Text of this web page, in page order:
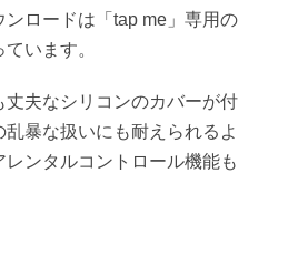
ロードは「tap me」専用の
います。
丈夫なシリコンのカバーが付
暴な扱いにも耐えられるよ
レンタルコントロール機能も